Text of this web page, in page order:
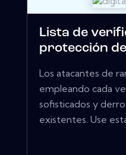
Lista de
protección
Los atacantes de
empleando cada
sofisticados y
existentes. Use